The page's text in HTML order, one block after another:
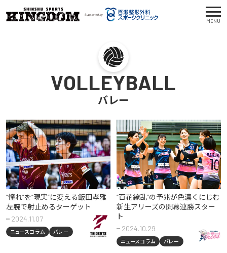
MENU
バレー
VOLLEYBALL
“憧れ”を“現実”に変える飯田孝雅
左腕で射止めるターゲット
2024.11.07
ニュースコラム バレー
“百花繚乱”の予兆が色濃くにじむ
新生アリーズの開幕連勝スター
ト
2024.10.29
ニュースコラム バレー